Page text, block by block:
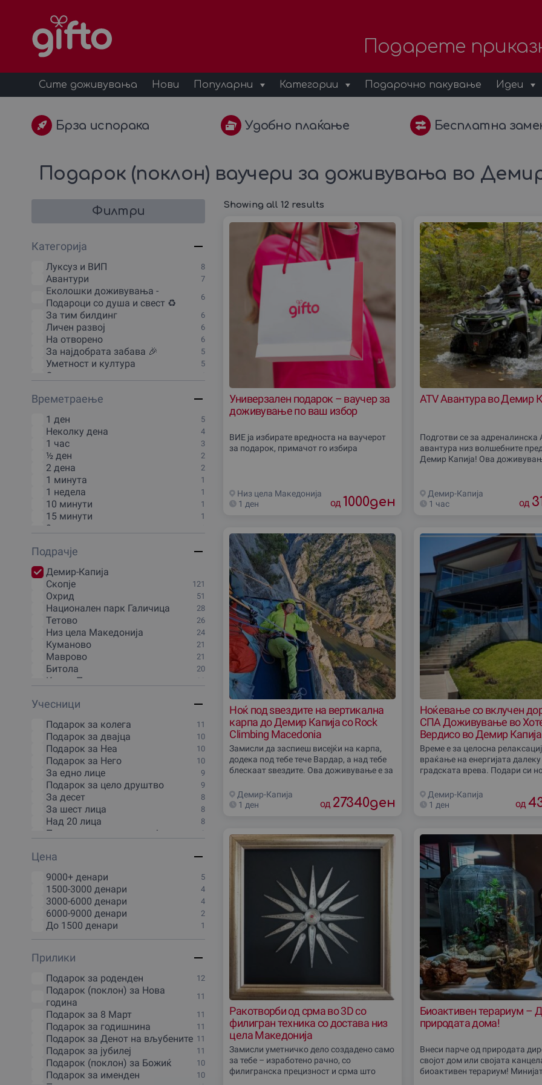
Подарете
Сите доживувања Нови Популарни Категории Подарочно пакување Идеи
Брза испорака Удобно плаќање Бесплатна
Подарок (поклон) ваучери за доживувања во
Филтри
Категорија
Луксуз и ВИП 8
Авантури 7
Еколошки доживувања -
Подароци со душа и свест ♻️
6
За тим билдинг 6
Личен развој 6
На отворено 6
За наjдобрата забава 🎉 5
Уметност и култура 5
Одмор и викенд
Спорт и Фитнес 4
доживување
3
Масажи и SPA 3
Туризам и патувања 3
Зимски доживувања 1
Кулинарски задоволства 1
Онлајн доживувања 1
Времетраење
1 ден 5
Неколку дена 4
1 час 3
½ ден 2
2 дена 2
1 минута 1
1 недела 1
10 минути 1
15 минути 1
2 часа
20 минути 1
30 минути
4 часа 1
40 минути 1
45 минути 1
5 минути 1
5 часа 1
50 минути 1
6 часа 1
70 минути 1
80 минути 1
Викенд
Подрачjе
Демир-Капиjа
Скопjе
121
Охрид 51
Национален парк Галичица 28
Тетово 26
Низ цела Македониjа 24
Куманово 21
Маврово 21
Битола 20
Крива Паланка 20
Кочани 19
Национален парк Пелистер 17
Струга 17
Берово 16
Делчево 16
Крушево 16
Гостивар 15
Неготино 15
Велес 14
Гевгелиjа 14
Прилеп 14
Виница
Грциjа 13
Кратово 13
Македонска Каменица 13
Македонски Брод 13
Штип 13
Доjран 12
Пробиштип 12
Радовиш 12
Свети-Николе
Учесници
Подарок за колега 11
Подарок за двајца 10
Подарок за Неа 10
Подарок за Него 10
За едно лице 9
Подарок за цело друштво 9
За десет 8
За шест лица 8
Над 20 лица 8
Подарок за целото семејство 8
За пет лица 7
За четири лица 7
За трудници 6
Подарок за дете 6
Подарок за тинејџер 6
Цена
9000+ денари 5
1500-3000 денари 4
3000-6000 денари 4
6000-9000 денари 2
До 1500 денари 1
Прилики
Подарок за роденден 12
Подарок (поклон) за Нова
година
11
Подарок за 8 Март 11
Подарок за годишнина 11
Подарок за Денот на вљубените 11
Подарок за јубилеј 11
Подарок (поклон) за Божиќ 10
Подарок за именден 10
Showing all 12 results
Универзален подарок – ваучер за
доживување по ваш избор
ВИЕ ја избирате вредноста на ваучерот
за подарок, примачот го избира
Низ цела Македониjа
1 ден
од 1000ден
ATV Авантура во Демир
Подготви се за адреналинска
авантура низ волшебните
Демир Капија! Ова
градската врева, возејќи ги
Демир-Капиjа
1 час
од
Ноќ под ѕвездите на вертикална
карпа до Демир Капија со Rock
Climbing Macedonia
Замисли да заспиеш висејќи на карпа,
додека под тебе тече Вардар, а над тебе
блескаат ѕвездите. Ова доживување е за
животот на алпинистите, но со доза на
Демир-Капиjа
1 ден
од 27340ден
Ноќевање со вклучен
СПА Доживување во
Вердисо во Демир Капија
Време е за целосна
враќање на енергијата далеку
градската врева. Подари си
те чека ексклузивно СПА
двајца
Демир-Капиjа
1 ден
од
Ракотворби од срма во 3D со
филигран техника со достава низ
цела Македониjа
Замисли уметничко дело создадено само
за тебе – изработено рачно, со
филигранска прецизност и срма што
Биоактивен терариум –
природата дома!
Внеси парче од природата
својот дом или своjата
биоактивен терариум!